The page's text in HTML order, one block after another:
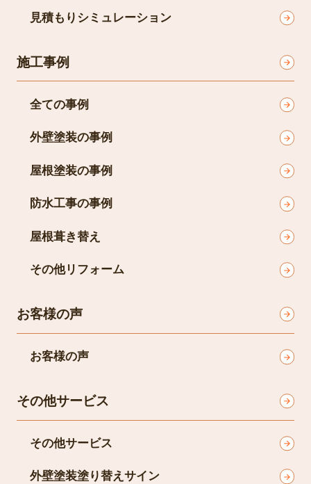
見積もりシミュレーション
施工事例
全ての事例
外壁塗装の事例
屋根塗装の事例
防水工事の事例
屋根葺き替え
その他リフォーム
お客様の声
お客様の声
その他サービス
その他サービス
外壁塗装塗り替えサイン